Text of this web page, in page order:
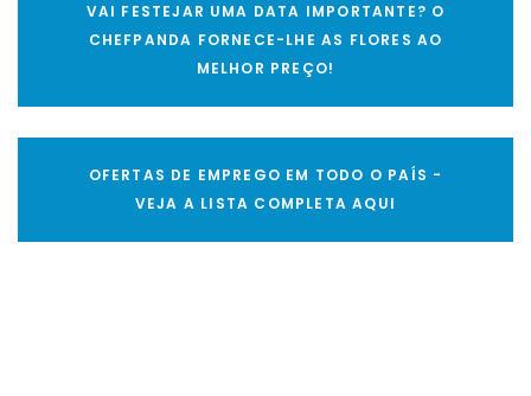
VAI FESTEJAR UMA DATA IMPORTANTE? O
CHEFPANDA FORNECE-LHE AS FLORES AO
MELHOR PREÇO!
OFERTAS DE EMPREGO EM TODO O PAÍS -
VEJA A LISTA COMPLETA AQUI